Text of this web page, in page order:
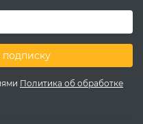
Политика об обработке